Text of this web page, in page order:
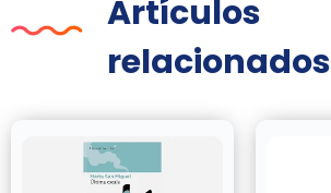
Artículos
relacionados